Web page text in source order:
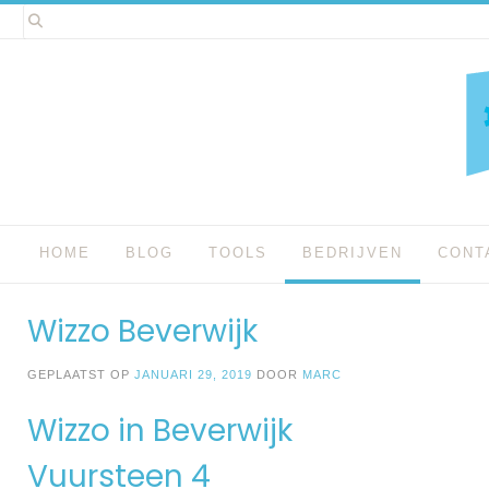
Spring
naar
HOME BLOG TOOLS BEDRIJVEN
Wizzo Beverwijk
GEPLAATST OP JANUARI 29, 2019 DOOR MARC
Wizzo in Beverwijk
Vuursteen 4